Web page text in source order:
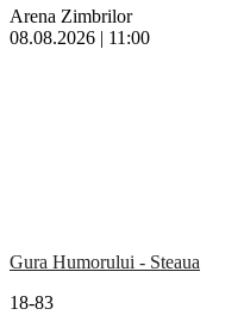
Arena Zimbrilor
08.08.2026 | 11:00
Gura Humorului - Steaua
18-83